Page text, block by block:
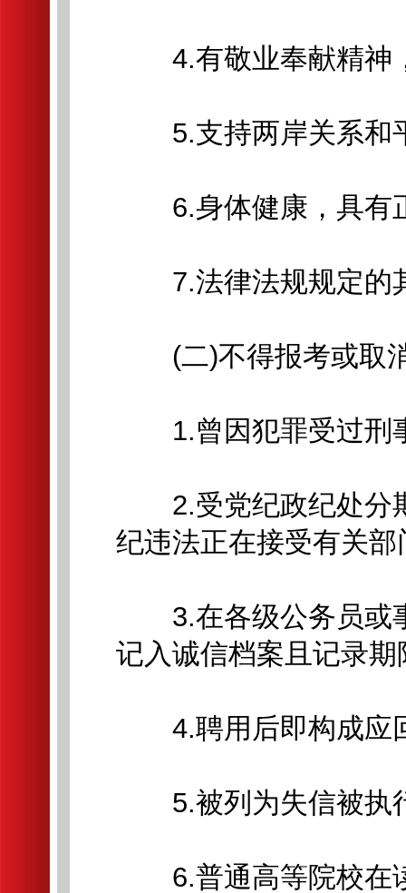
4.有敬业奉献精神
5.支持两岸关系和平
6.身体健康，具有
7.法律法规规定的
(二)不得报考或取
1.曾因犯罪受过刑
2.受党纪政纪处分
纪违法正在接受有关
3.在各级公务员或
记入诚信档案且记录
4.聘用后即构成应
5.被列为失信被执
6.普通高等院校在